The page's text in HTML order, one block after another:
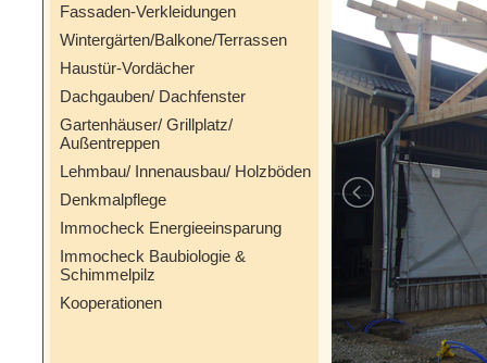
Fassaden-Verkleidungen
Wintergärten/Balkone/Terrassen
Haustür-Vordächer
Dachgauben/ Dachfenster
Gartenhäuser/ Grillplatz/
Außentreppen
Lehmbau/ Innenausbau/ Holzböden
Denkmalpflege
Immocheck Energieeinsparung
Immocheck Baubiologie &
Schimmelpilz
Kooperationen